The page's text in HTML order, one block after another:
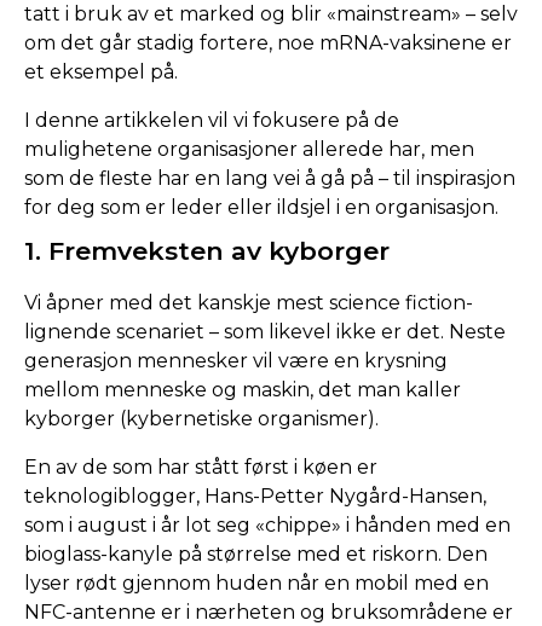
tatt i bruk av et marked og blir «mainstream» – selv
om det går stadig fortere, noe mRNA-vaksinene er
et eksempel på.
I denne artikkelen vil vi fokusere på de
mulighetene organisasjoner allerede har, men
som de fleste har en lang vei å gå på – til inspirasjon
for deg som er leder eller ildsjel i en organisasjon.
1. Fremveksten av kyborger
Vi åpner med det kanskje mest science fiction-
lignende scenariet – som likevel ikke er det. Neste
generasjon mennesker vil være en krysning
mellom menneske og maskin, det man kaller
kyborger (kybernetiske organismer).
En av de som har stått først i køen er
teknologiblogger, Hans-Petter Nygård-Hansen,
som i august i år lot seg «chippe» i hånden med en
bioglass-kanyle på størrelse med et riskorn. Den
lyser rødt gjennom huden når en mobil med en
NFC-antenne er i nærheten og bruksområdene er